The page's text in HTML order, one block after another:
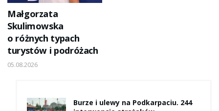
Małgorzata
Skulimowska
o różnych typach
turystów i podróżach
05.08.2026
Burze i ulewy na Podkarpaciu. 244